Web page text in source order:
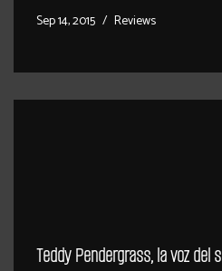
Sep 14, 2015 Reviews
Teddy Pendergrass, la voz del